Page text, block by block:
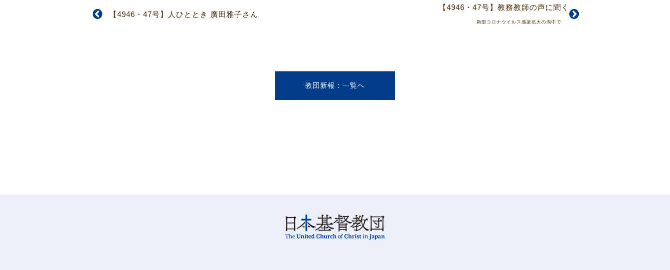
【4946・47号】人ひととき 廣田雅子さん
【4946・47号】教務教師の声に聞く
新型コロナウイルス感染拡大の渦中で
教団新報